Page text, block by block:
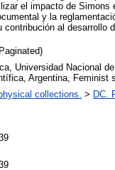
el impacto de
y la
contribución al desarrollo
Universidad Nacional
Argentina, Feminist
collections. > DC.